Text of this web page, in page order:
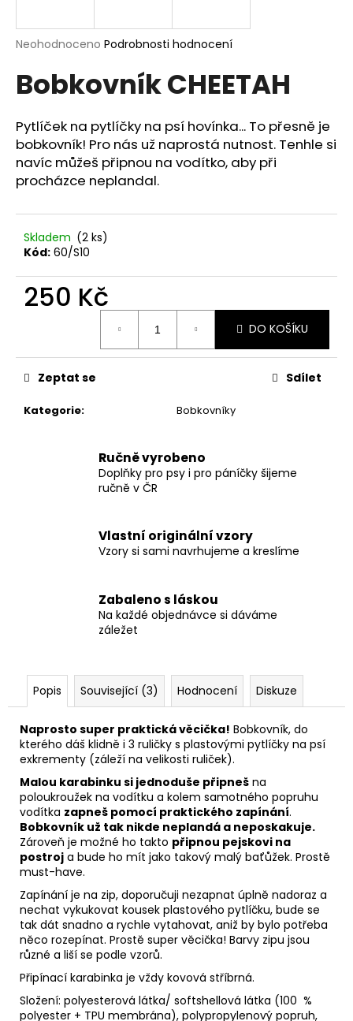
Průměrné
produktu
je
z
5
hvězdiček.
Neohodnoceno Podrobnosti hodnocení
Bobkovník CHEETAH
Pytlíček na pytlíčky na psí hovínka... To přesně je
bobkovník! Pro nás už naprostá nutnost. Tenhle si
navíc můžeš připnou na vodítko, aby při
procházce neplandal.
Skladem (2 ks)
Kód: 60/S10
250 Kč
DO KOŠÍKU
Kategorie: Bobkovníky
Zeptat se Sdílet
Ručně vyrobeno
Doplňky pro psy i pro páníčky šijeme
ručně v ČR
Vlastní originální vzory
Vzory si sami navrhujeme a kreslíme
Zabaleno s láskou
Na každé objednávce si dáváme
záležet
Popis Související (3) Hodnocení Diskuze
Naprosto super praktická věcička! Bobkovník, do
kterého dáš klidně i 3 ruličky s plastovými pytlíčky na psí
exkrementy (záleží na velikosti ruliček).
Malou karabinku si jednoduše připneš na
poloukroužek na vodítku a kolem samotného popruhu
vodítka zapneš pomocí praktického zapínání.
Bobkovník už tak nikde neplandá a neposkakuje.
Zároveň je možné ho takto připnou pejskovi na
postroj a bude ho mít jako takový malý baťůžek. Prostě
must-have.
Zapínání je na zip, doporučuji nezapnat úplně nadoraz a
nechat vykukovat kousek plastového pytlíčku, bude se
tak dát snadno a rychle vytahovat, aniž by bylo potřeba
něco rozepínat. Prostě super věcička! Barvy zipu jsou
různé a liší se podle vzorů.
Připínací karabinka je vždy kovová stříbrná.
Složení: polyesterová látka/ softshellová látka (100 %
polyester + TPU membrána), polypropylenový popruh,
j
t
?
HLEDAT
D
p
o
č
u
e